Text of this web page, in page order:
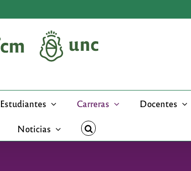
Estudiantes Carreras Docentes
Noticias